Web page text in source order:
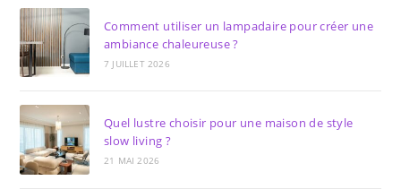
Comment utiliser un lampadaire pour créer une
ambiance chaleureuse ?
7 JUILLET 2026
Quel lustre choisir pour une maison de style
slow living ?
21 MAI 2026